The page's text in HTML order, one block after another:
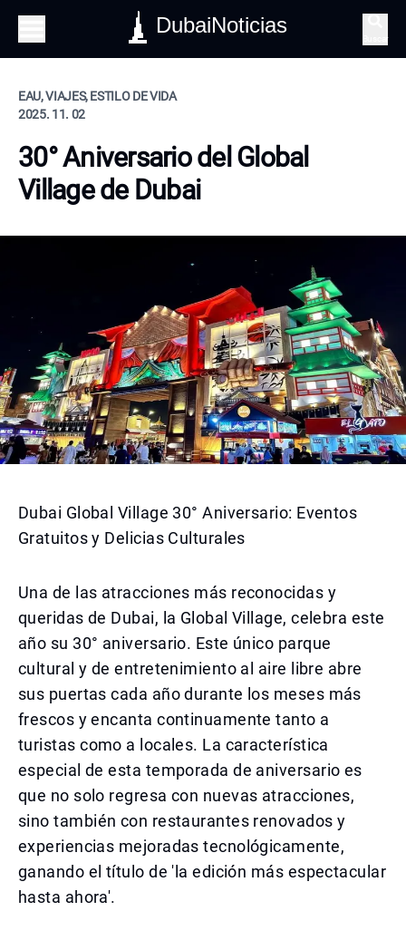
DubaiNoticias
EAU, VIAJES, ESTILO DE VIDA
2025. 11. 02
30° Aniversario del Global
Village de Dubai
Dubai Global Village 30° Aniversario: Eventos
Gratuitos y Delicias Culturales
Una de las atracciones más reconocidas y
queridas de Dubai, la Global Village, celebra este
año su 30° aniversario. Este único parque
cultural y de entretenimiento al aire libre abre
sus puertas cada año durante los meses más
frescos y encanta continuamente tanto a
turistas como a locales. La característica
especial de esta temporada de aniversario es
que no solo regresa con nuevas atracciones,
sino también con restaurantes renovados y
experiencias mejoradas tecnológicamente,
ganando el título de 'la edición más espectacular
hasta ahora'.